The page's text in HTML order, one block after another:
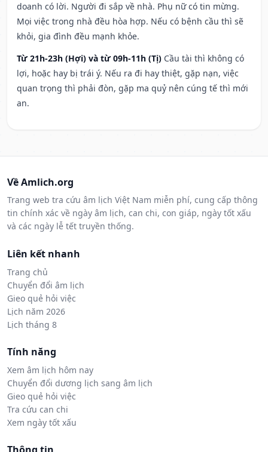
doanh có lời. Người đi sắp về nhà. Phụ nữ có tin mừng.
Mọi việc trong nhà đều hòa hợp. Nếu có bệnh cầu thì sẽ
khỏi, gia đình đều mạnh khỏe.
Từ 21h-23h (Hợi) và từ 09h-11h (Tị) Cầu tài thì không có
lợi, hoặc hay bị trái ý. Nếu ra đi hay thiệt, gặp nạn, việc
quan trọng thì phải đòn, gặp ma quỷ nên cúng tế thì mới
an.
Về Amlich.org
Trang web tra cứu âm lịch Việt Nam miễn phí, cung cấp thông
tin chính xác về ngày âm lịch, can chi, con giáp, ngày tốt xấu
và các ngày lễ tết truyền thống.
Liên kết nhanh
Trang chủ
Chuyển đổi âm lịch
Gieo quẻ hỏi việc
Lịch năm 2026
Lịch tháng 8
Tính năng
Xem âm lịch hôm nay
Chuyển đổi dương lịch sang âm lịch
Gieo quẻ hỏi việc
Tra cứu can chi
Xem ngày tốt xấu